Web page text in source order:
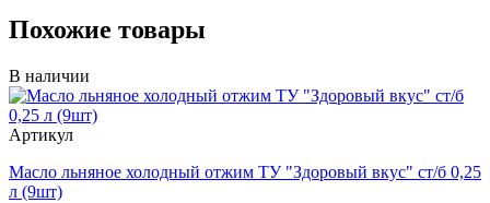
Похожие товары
В наличии
Артикул
Масло льняное холодный отжим ТУ "Здоровый вкус" ст/б 0,25
л (9шт)